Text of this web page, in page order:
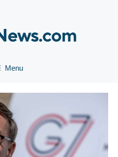
Menu